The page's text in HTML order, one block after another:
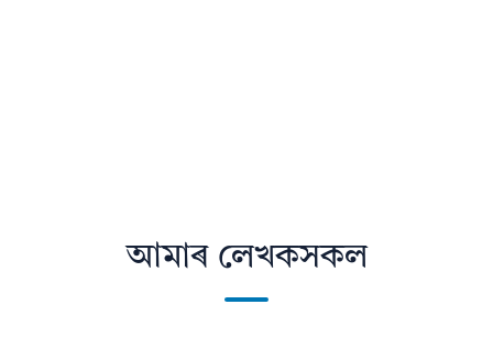
আমাৰ লেখকসকল